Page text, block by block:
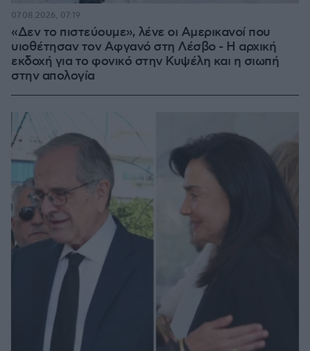
«Δεν το πιστεύουμε», λένε οι Αμερικανοί που
υιοθέτησαν τον Αφγανό στη Λέσβο - Η αρχική
εκδοχή για το φονικό στην Κυψέλη και η σιωπή
στην απολογία
07.08.2026, 07:19